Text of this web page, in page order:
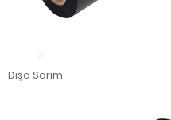
Dışa Sarım